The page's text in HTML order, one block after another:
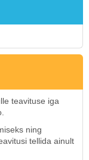
teavituse iga
ning
tellida ainult